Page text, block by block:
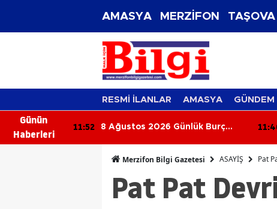
AMASYA MERZİFON TAŞOVA
RESMİ İLANLAR AMASYA GÜNDEM
Günün
Haberleri
Hasat
11:52
8 Ağustos 2026 Günlük Burç
Merzifon Bilgi Gazetesi ASAYİŞ Pat
Pat Pat